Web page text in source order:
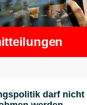
darf nicht